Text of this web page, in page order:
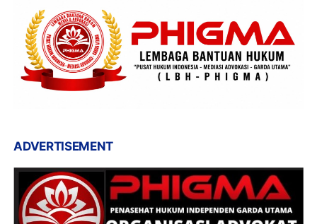
ADVERTISEMENT